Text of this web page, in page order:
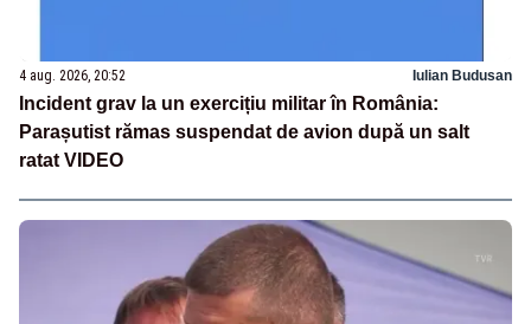
4 aug. 2026, 20:52 Iulian Budusan
Incident grav la un exercițiu militar în România:
Parașutist rămas suspendat de avion după un salt
ratat VIDEO